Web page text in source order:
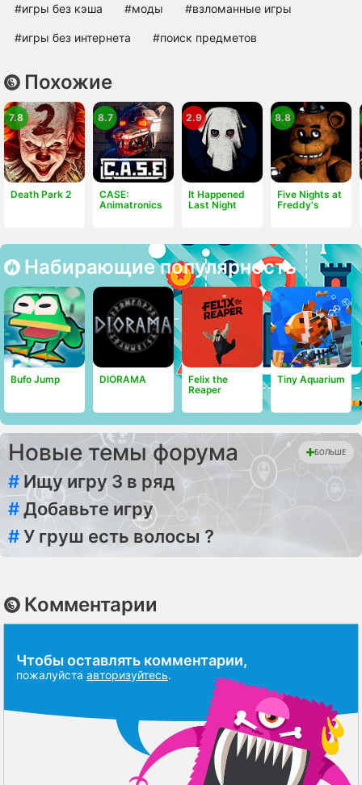
#игры без кэша #моды #взломанные игры
#игры без интернета #поиск предметов
Похожие
Death Park 2
7.8
CASE:
Animatronics
8.7
It Happened
Last Night
2.9
Five Nights at
Freddy's
8.8
Набирающие популярность
Bufo Jump DIORAMA
Felix the
Reaper
Tiny Aquarium
Новые темы форума БОЛЬШЕ
# Ищу игру 3 в ряд
#Добавьте игру
#У груш есть волосы ?
Комментарии
Чтобы оставлять комментарии,
пожалуйста авторизуйтесь.